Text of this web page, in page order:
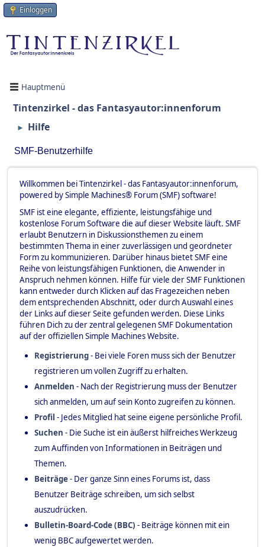
Einloggen
Hauptmenü
Tintenzirkel - das Fantasyautor:innenforum
► Hilfe
SMF-Benutzerhilfe
Willkommen bei Tintenzirkel - das Fantasyautor:innenforum,
powered by Simple Machines® Forum (SMF) software!
SMF ist eine elegante, effiziente, leistungsfähige und
kostenlose Forum Software die auf dieser Website läuft. SMF
erlaubt Benutzern in Diskussionsthemen zu einem
bestimmten Thema in einer zuverlässigen und geordneter
Form zu kommunizieren. Darüber hinaus bietet SMF eine
Reihe von leistungsfähigen Funktionen, die Anwender in
Anspruch nehmen können. Hilfe für viele der SMF Funktionen
kann entweder durch Klicken auf das Fragezeichen neben
dem entsprechenden Abschnitt, oder durch Auswahl eines
der Links auf dieser Seite gefunden werden. Diese Links
führen Dich zu der zentral gelegenen SMF Dokumentation
auf der offiziellen Simple Machines Website.
Registrierung- Bei viele Foren muss sich der Benutzer
registrieren um vollen Zugriff zu erhalten.
Anmelden - Nach der Registrierung muss der Benutzer
sich anmelden, um auf sein Konto zugreifen zu können.
Profil - Jedes Mitglied hat seine eigene persönliche Profil.
Suchen - Die Suche ist ein äußerst hilfreiches Werkzeug
zum Auffinden von Informationen in Beiträgen und
Themen.
Beiträge- Der ganze Sinn eines Forums ist, dass
Benutzer Beiträge schreiben, um sich selbst
auszudrücken.
Bulletin-Board-Code (BBC) - Beiträge können mit ein
wenig BBC aufgewertet werden.